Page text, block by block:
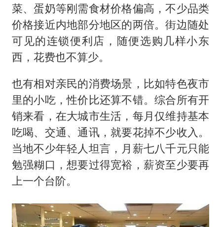
菜、蛋奶等刚需食材价格偏高，不少品类
价格接近内地部分地区的两倍。街边随处
可见的连锁便利店，随便选购几样小东
西，花费也不算少。
也有相对亲民的消费场景，比如特色夜市
里的小吃，性价比还算不错。综合所有开
销来看，在大城市生活，每月仅维持基本
吃喝、交通、通讯，就要花掉不少收入。
当地不少年轻人坦言，月薪七八千元只能
勉强糊口，想要过得宽裕，薪资至少要再
上一个台阶。